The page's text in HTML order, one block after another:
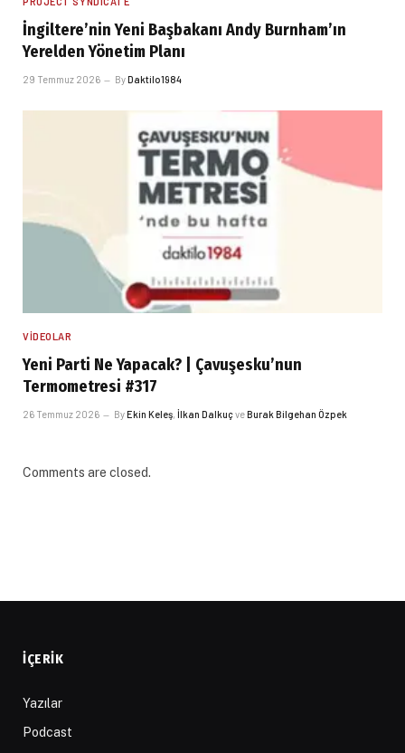
İngiltere’nin Yeni Başbakanı Andy Burnham’ın
Yerelden Yönetim Planı
29 Temmuz 2026 ByDaktilo1984
VIDEOLAR
Yeni Parti Ne Yapacak? | Çavuşesku’nun
Termometresi #317
26 Temmuz 2026 ByEkin Keleş, İlkan DalkuçveBurak Bilgehan Özpek
Comments are closed.
İÇERIK
Yazılar
Podcast